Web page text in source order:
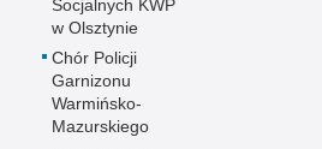
Socjalnych KWP
w Olsztynie
Chór Policji
Garnizonu
Warmińsko-
Mazurskiego